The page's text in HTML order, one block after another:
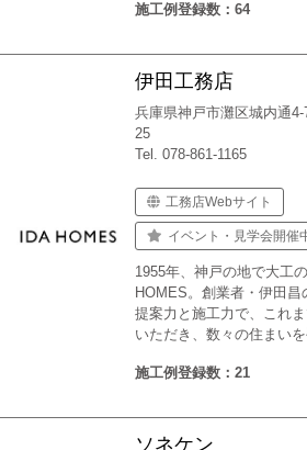
施工例登録数：64
伊田工務店
兵庫県神戸市灘区城内通4-
25
Tel. 078-861-1165
工務店Webサイト
イベント・見学会開催
1955年、神戸の地で大工
HOMES。創業者・伊田
提案力と施工力で、これ
いただき、数々の住まい
施工例登録数：21
ソネケン